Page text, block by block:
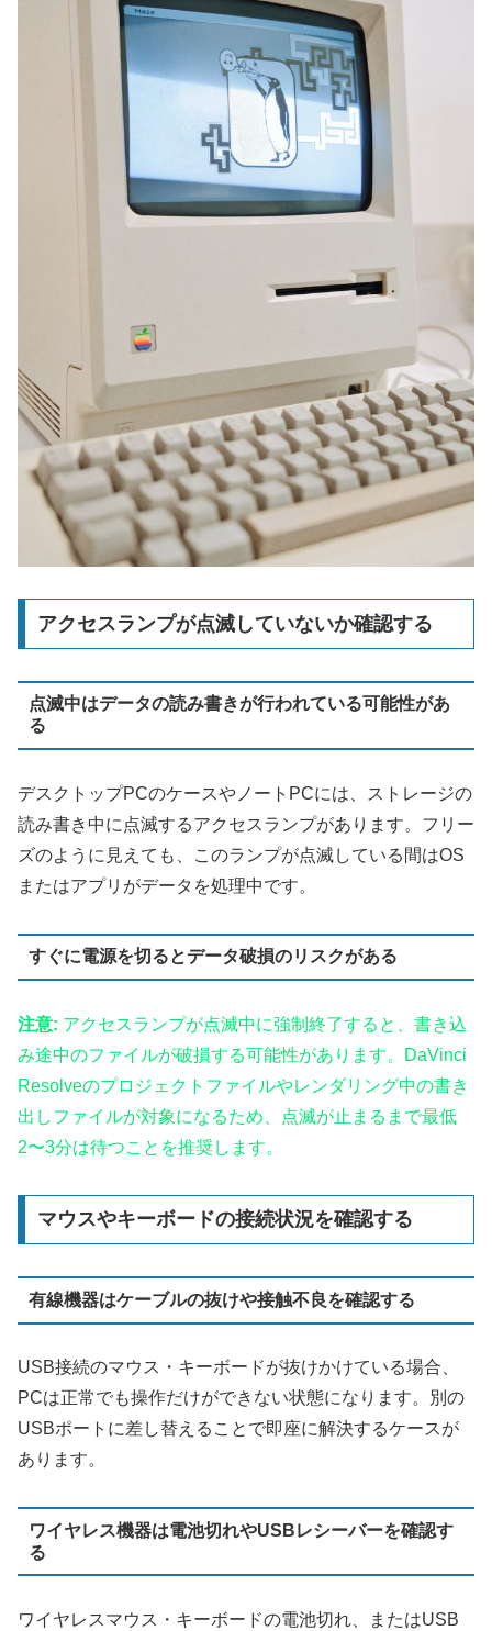
アクセスランプが点滅していないか確認する
点滅中はデータの読み書きが行われている可能性があ
る
デスクトップPCのケースやノートPCには、ストレージの
読み書き中に点滅するアクセスランプがあります。フリー
ズのように見えても、このランプが点滅している間はOS
またはアプリがデータを処理中です。
すぐに電源を切るとデータ破損のリスクがある
注意: アクセスランプが点滅中に強制終了すると、書き込
み途中のファイルが破損する可能性があります。DaVinci
Resolveのプロジェクトファイルやレンダリング中の書き
出しファイルが対象になるため、点滅が止まるまで最低
2〜3分は待つことを推奨します。
マウスやキーボードの接続状況を確認する
有線機器はケーブルの抜けや接触不良を確認する
USB接続のマウス・キーボードが抜けかけている場合、
PCは正常でも操作だけができない状態になります。別の
USBポートに差し替えることで即座に解決するケースが
あります。
ワイヤレス機器は電池切れやUSBレシーバーを確認す
る
ワイヤレスマウス・キーボードの電池切れ、またはUSB